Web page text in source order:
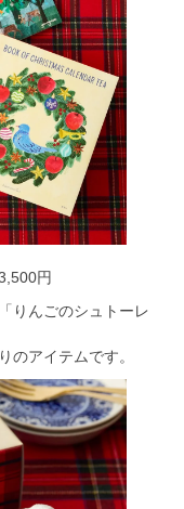
円
りんごのシュトーレ
のアイテムです。